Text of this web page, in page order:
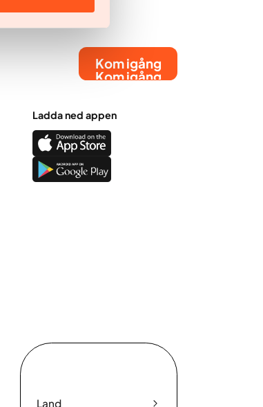
Kom igång
Kom igång
Ladda ned appen
Land